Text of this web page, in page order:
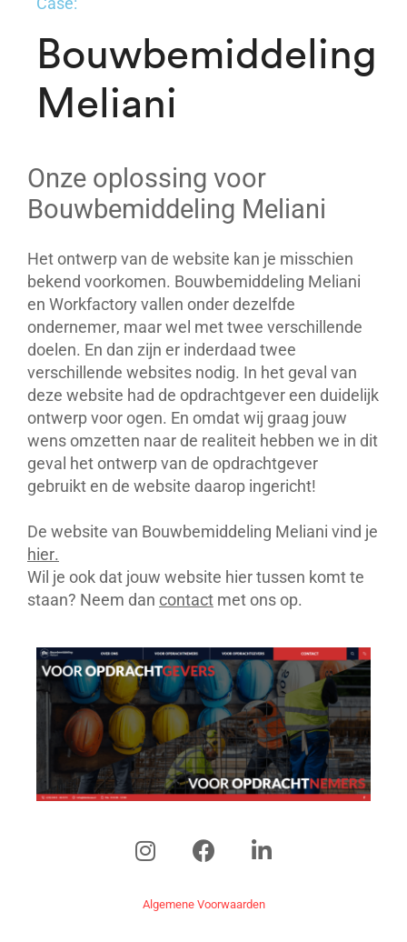
Bouwbemiddeling
Meliani
Onze oplossing voor
Bouwbemiddeling Meliani
Het ontwerp van de website kan je misschien
bekend voorkomen. Bouwbemiddeling Meliani
en Workfactory vallen onder dezelfde
ondernemer, maar wel met twee verschillende
doelen. En dan zijn er inderdaad twee
verschillende websites nodig. In het geval van
deze website had de opdrachtgever een duidelijk
ontwerp voor ogen. En omdat wij graag jouw
wens omzetten naar de realiteit hebben we in dit
geval het ontwerp van de opdrachtgever
gebruikt en de website daarop ingericht!
De website van Bouwbemiddeling Meliani vind je
hier.
Wil je ook dat jouw website hier tussen komt te
staan? Neem dan contact met ons op.
Algemene Voorwaarden